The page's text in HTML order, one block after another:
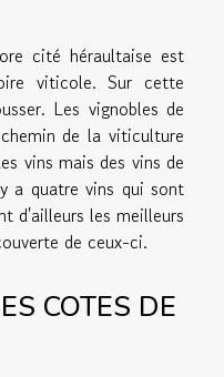
cité héraultaise est
viticole. Sur cette
Les vignobles de
de la viticulture
vins mais des vins de
a quatre vins qui sont
d'ailleurs les meilleurs
de ceux-ci.
COTES DE